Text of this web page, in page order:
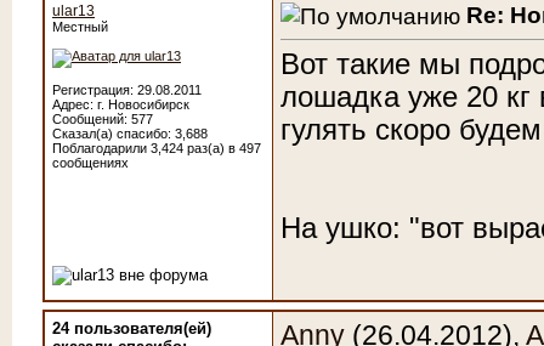
ular13
Местный
Регистрация: 29.08.2011
Адрес: г. Новосибирск
Сообщений: 577
Сказал(а) спасибо: 3,688
Поблагодарили 3,424 раз(а) в 497
сообщениях
Re:
Вот такие мы
лошадка уже 20 кг
гулять скоро
На ушко: "вот
24 пользователя(ей)
Anny (26.04.2012),